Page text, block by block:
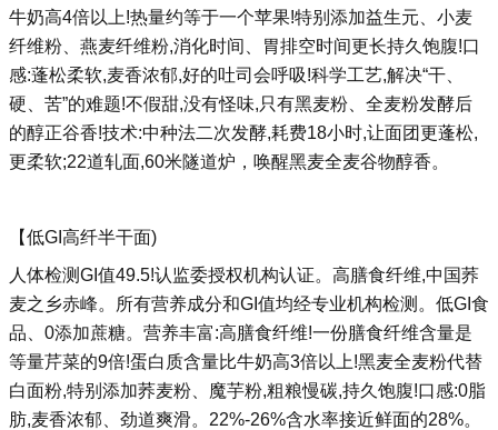
牛奶高4倍以上!热量约等于一个苹果!特别添加益生元、小麦
纤维粉、燕麦纤维粉,消化时间、胃排空时间更长持久饱腹!口
感:蓬松柔软,麦香浓郁,好的吐司会呼吸!科学工艺,解决“干、
硬、苦”的难题!不假甜,没有怪味,只有黑麦粉、全麦粉发酵后
的醇正谷香!技术:中种法二次发酵,耗费18小时,让面团更蓬松,
更柔软;22道轧面,60米隧道炉，唤醒黑麦全麦谷物醇香。
【低GI高纤半干面)
人体检测GI值49.5!认监委授权机构认证。高膳食纤维,中国荞
麦之乡赤峰。所有营养成分和GI值均经专业机构检测。低GI食
品、0添加蔗糖。营养丰富:高膳食纤维!一份膳食纤维含量是
等量芹菜的9倍!蛋白质含量比牛奶高3倍以上!黑麦全麦粉代替
白面粉,特别添加荞麦粉、魔芋粉,粗粮慢碳,持久饱腹!口感:0脂
肪,麦香浓郁、劲道爽滑。22%-26%含水率接近鲜面的28%。